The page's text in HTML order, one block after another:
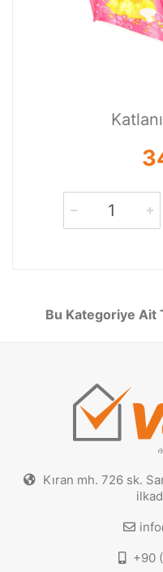
Bu Kategoriye Ait
Kıran mh. 726 sk.
+90